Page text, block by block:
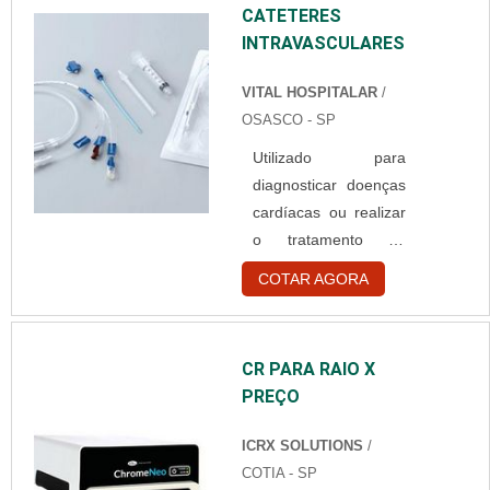
touca branca
descartável em uma
comprometida com
seus serviços,
consegue encontrar o
site da Best Fabril. É
possível encontrar
capote hospitalar
descartável e gorr...
CATETERES
INTRAVASCULARES
VITAL HOSPITALAR /
OSASCO - SP
Utilizado para
diagnosticar doenças
cardíacas ou realizar
o tratamento da
mesma, os cateteres
intravasculares é um
tipo de é um tubo
introduzido em um
ducto ou vaso
COTAR AGORA
CR PARA RAIO X
PREÇO
ICRX SOLUTIONS /
COTIA - SP